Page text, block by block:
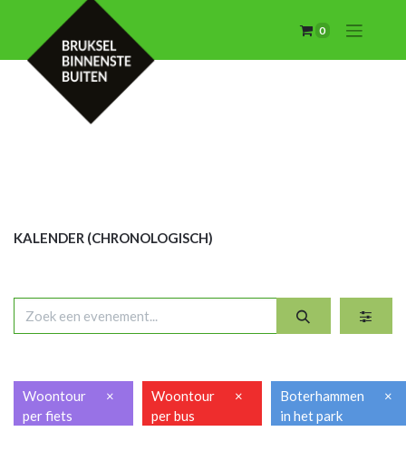
0
KALENDER (CHRONOLOGISCH)
Woontour
per fiets
×
Woontour
per bus
×
Boterhammen
in het park
×